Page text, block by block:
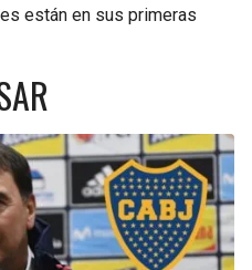
están en sus primeras